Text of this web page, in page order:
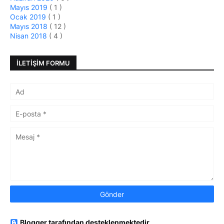
Mayıs 2019 ( 1 )
Ocak 2019 ( 1 )
Mayıs 2018 ( 12 )
Nisan 2018 ( 4 )
İLETIŞIM FORMU